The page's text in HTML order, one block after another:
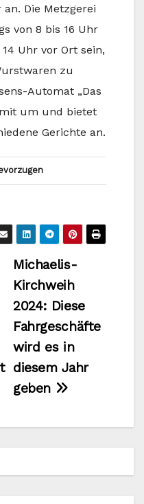
an. Die Metzgerei
von 8 bis 16 Uhr
Uhr vor Ort sein,
zu
Automat „Das
um und bietet
Gerichte an.
Michaelis-
Kirchweih
2024: Diese
Fahrgeschäfte
wird es in
diesem Jahr
geben